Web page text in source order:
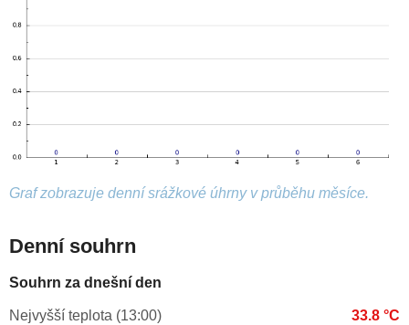
Graf zobrazuje denní srážkové úhrny v průběhu měsíce.
Denní souhrn
Souhrn za dnešní den
Nejvyšší teplota (13:00) 33.8 °C